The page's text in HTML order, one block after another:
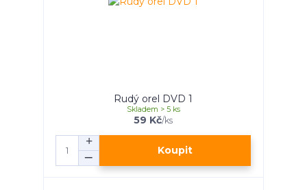
Rudý orel DVD 1
59 Kč/ks
Skladem > 5 ks
Koupit